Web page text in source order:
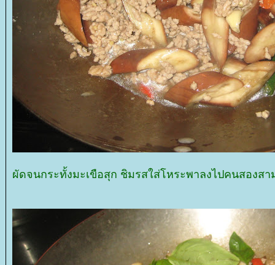
ผัดจนกระทั้งมะเขือสุก ชิมรสใส่โหระพาลงไปคนสองส